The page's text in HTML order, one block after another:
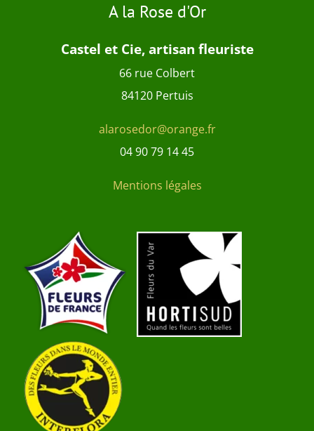
A la Rose d'Or
Castel et Cie, artisan fleuriste
66 rue Colbert
84120 Pertuis
alarosedor@orange.fr
04 90 79 14 45
Mentions légales